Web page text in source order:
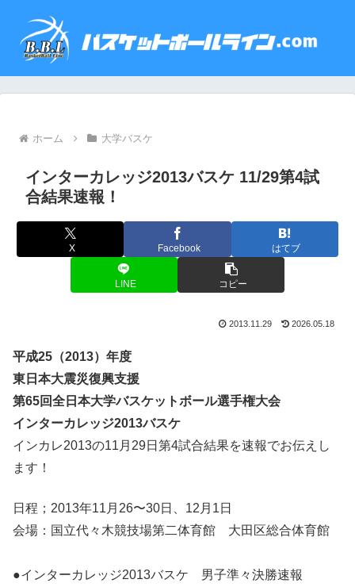
ホーム 大学バスケ
インターカレッジ2013バスケ 11/29第4試
合結果速報！
X Facebook はてブ
LINE コピー
2013.11.29 2026.05.18
平成25（2013）年度
東日本大震災復興支援
第65回全日本大学バスケットボール選手権大会
インターカレッジ2013バスケ
インカレ2013の11月29日第4試合結果を速報でお伝えし
ます！
日程；2013年11月26〜30日、12月1日
会場：国立代々木競技場第二体育館 大田区総合体育館
●インターカレッジ2013バスケ 男子準々決勝速報